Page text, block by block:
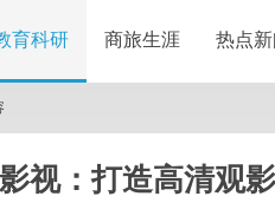
育科研 商旅生涯 热点
视：打造高清观